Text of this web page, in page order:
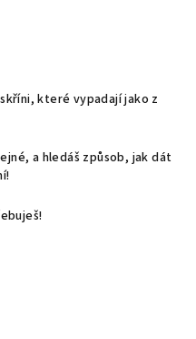
které vypadají jako z
a hledáš způsob, jak dát